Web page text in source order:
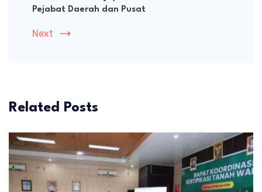
Pejabat Daerah dan Pusat
Next
Related Posts